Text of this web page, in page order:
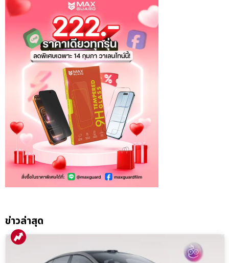
ข่าวล่าสุด